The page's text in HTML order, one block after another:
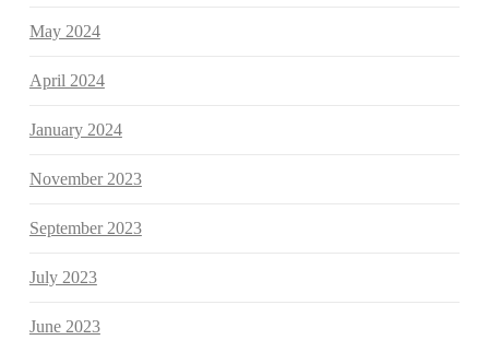
May 2024
April 2024
January 2024
November 2023
September 2023
July 2023
June 2023